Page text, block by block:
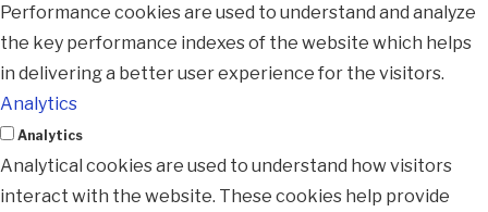
Performance cookies are used to understand and analyze
the key performance indexes of the website which helps
in delivering a better user experience for the visitors.
Analytics
Analytics
Analytical cookies are used to understand how visitors
interact with the website. These cookies help provide